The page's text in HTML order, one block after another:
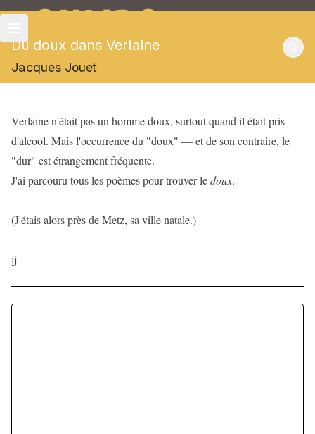
OULIPO
Du doux dans Verlaine
Jacques Jouet
Verlaine n'était pas un homme doux, surtout quand il était pris
d'alcool. Mais l'occurrence du "doux" — et de son contraire, le
"dur" est étrangement fréquente.
J'ai parcouru tous les poèmes pour trouver ledoux.
(J'étais alors près de Metz, sa ville natale.)
jj